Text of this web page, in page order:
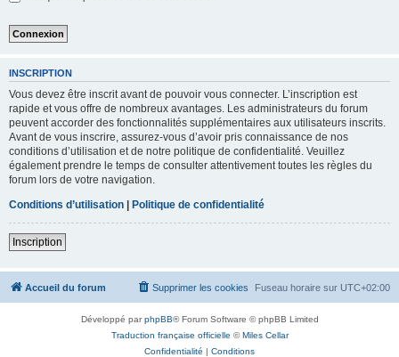
INSCRIPTION
Vous devez être inscrit avant de pouvoir vous connecter. L’inscription est
rapide et vous offre de nombreux avantages. Les administrateurs du forum
peuvent accorder des fonctionnalités supplémentaires aux utilisateurs inscrits.
Avant de vous inscrire, assurez-vous d’avoir pris connaissance de nos
conditions d’utilisation et de notre politique de confidentialité. Veuillez
également prendre le temps de consulter attentivement toutes les règles du
forum lors de votre navigation.
Conditions d’utilisation | Politique de confidentialité
Inscription
Accueil du forum Fuseau horaire sur UTC+02:00
Supprimer les cookies
Développé parphpBB® Forum Software © phpBB Limited
Traduction française officielle ©Miles Cellar
Confidentialité | Conditions